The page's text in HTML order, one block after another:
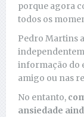
porque agora
todos os
Pedro Martins
informação do
amigo ou nas
No entanto,
ansiedade